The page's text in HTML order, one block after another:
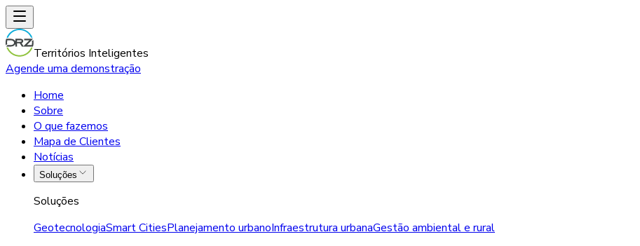
Territórios Inteligentes
Agende uma demonstração
Home
Sobre
O que fazemos
Mapa de Clientes
Notícias
Soluções
Soluções
GeotecnologiaSmart CitiesPlanejamento urbanoInfraestrutura urbanaGestão ambiental e rural